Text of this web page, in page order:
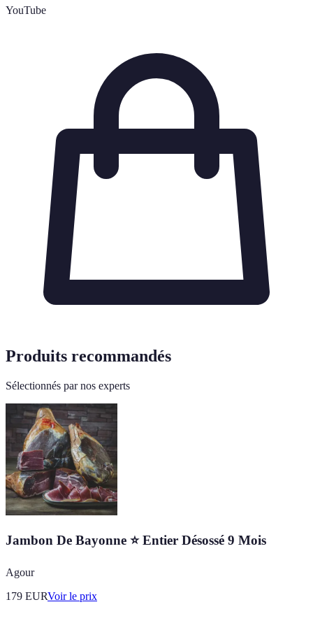
YouTube
Produits recommandés
Sélectionnés par nos experts
Jambon De Bayonne ⭐ Entier Désossé 9 Mois
Agour
179 EURVoir le prix